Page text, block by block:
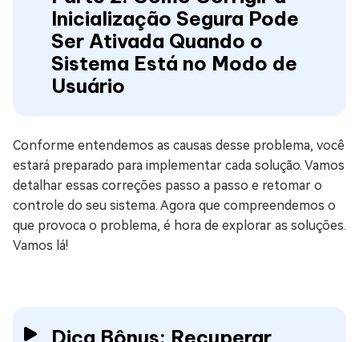
Inicialização Segura Pode
Ser Ativada Quando o
Sistema Está no Modo de
Usuário
Conforme entendemos as causas desse problema, você
estará preparado para implementar cada solução. Vamos
detalhar essas correções passo a passo e retomar o
controle do seu sistema. Agora que compreendemos o
que provoca o problema, é hora de explorar as soluções.
Vamos lá!